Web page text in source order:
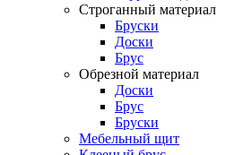
Строганный материал
Бруски
Доски
Брус
Обрезной материал
Доски
Брус
Бруски
Мебельный щит